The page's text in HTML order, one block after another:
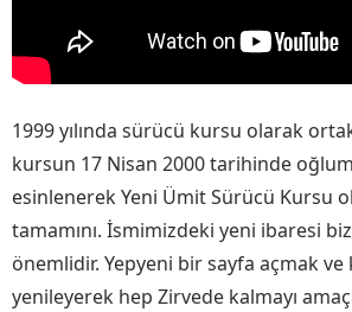
1999 yılında sürücü kursu olarak
kursun 17 Nisan 2000 tarihinde
esinlenerek Yeni Ümit Sürücü Kursu
tamamını. İsmimizdeki yeni ibaresi
önemlidir. Yepyeni bir sayfa açmak
yenileyerek hep Zirvede kalmayı